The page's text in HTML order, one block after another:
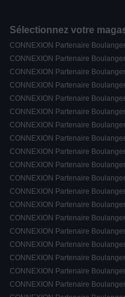
Sélectionnez votre
CONNEXION Partenaire
CONNEXION Partenaire
CONNEXION Partenaire
CONNEXION Partenaire
CONNEXION Partenaire
CONNEXION Partenaire
CONNEXION Partenaire
CONNEXION Partenaire
CONNEXION Partenaire
CONNEXION Partenaire
CONNEXION Partenaire
CONNEXION Partenaire
CONNEXION Partenaire
CONNEXION Partenaire
CONNEXION Partenaire
CONNEXION Partenaire
CONNEXION Partenaire
CONNEXION Partenaire
CONNEXION Partenaire